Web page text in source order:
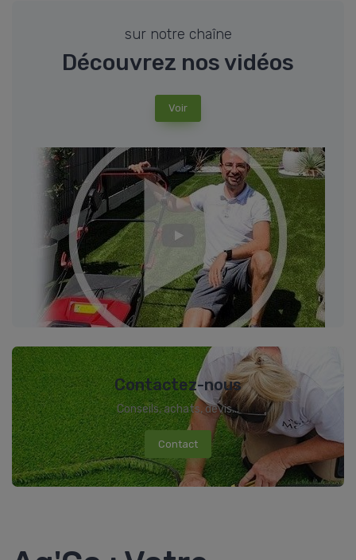
sur notre chaîne
Découvrez nos vidéos
Voir
Contactez-nous
Conseils, achats, devis...
Contact